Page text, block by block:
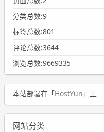
分类总数:9
标签总数:801
评论总数:3644
浏览总数:9669335
本站部署在「HostYun 」上
网站分类